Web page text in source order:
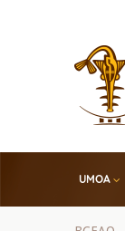
UMOA
Fil